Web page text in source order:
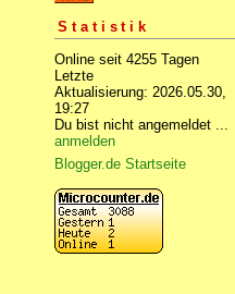
Statistik
Online seit 4255 Tagen
Letzte
Aktualisierung: 2026.05.30,
19:27
Du bist nicht angemeldet ...
anmelden
Blogger.de Startseite